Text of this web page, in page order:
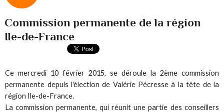
Commission permanente de la région
Ile-de-France
Ce mercredi 10 février 2015, se déroule la 2ème commission
permanente depuis l'élection de Valérie Pécresse à la tête de la
région Ile-de-France.
La commission permanente, qui réunit une partie des conseillers